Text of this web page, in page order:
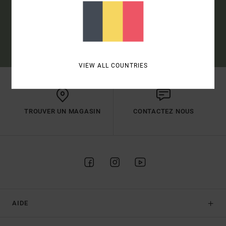
CONDITIONS DÉTAILLÉES DISPONIBLES DANS L'EMAIL DE BIENVENUE
TROUVER UN MAGASIN CONTACTEZ NOUS
AIDE
VIEW ALL COUNTRIES